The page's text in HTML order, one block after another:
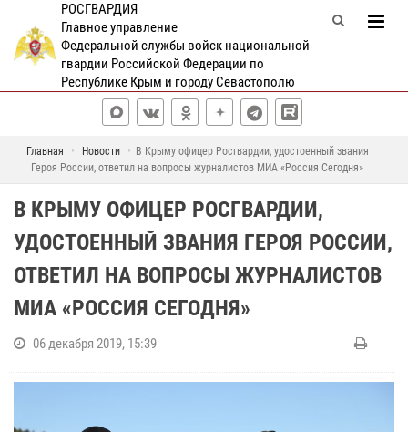
РОСГВАРДИЯ
Главное управление
Федеральной службы войск национальной
гвардии Российской Федерации по
Республике Крым и городу Севастополю
Главная Новости
В Крыму офицер Росгвардии, удостоенный звания
Героя России, ответил на вопросы журналистов МИА «Россия Сегодня»
В КРЫМУ ОФИЦЕР РОСГВАРДИИ,
УДОСТОЕННЫЙ ЗВАНИЯ ГЕРОЯ РОССИИ,
ОТВЕТИЛ НА ВОПРОСЫ ЖУРНАЛИСТОВ
МИА «РОССИЯ СЕГОДНЯ»
06 декабря 2019, 15:39